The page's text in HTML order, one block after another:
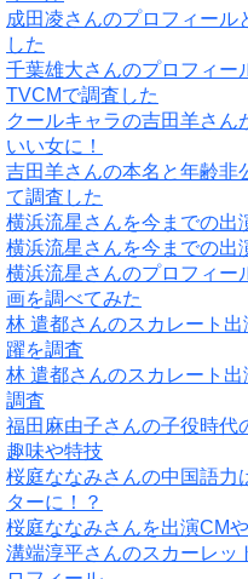
成田凌さんのプロフィール
した
千葉雄大さんのプロフィー
TVCMで調査した
クールキャラの吉田羊さん
いい女に！
吉田羊さんの本名と年齢非
て調査した
横浜流星さんを今までの出
横浜流星さんを今までの出
横浜流星さんのプロフィー
画を調べてみた
林 遣都さんのスカレート
躍を調査
林 遣都さんのスカレート
調査
福田麻由子さんの子役時代
趣味や特技
桜庭ななみさんの中国語力
ターに！？
桜庭ななみさんを出演CM
溝端淳平さんのスカーレッ